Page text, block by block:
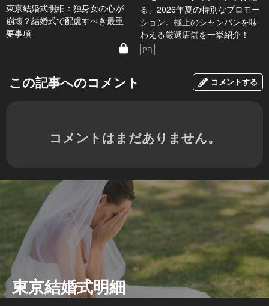
東京結婚式明細：独身女の心が
崩壊？結婚式で配慮すべき最重
要事項
る、2026年夏の特別なプロモー
ション。極上のシャンパンを味
わえる厳選店舗を一挙紹介！
PR
この記事へのコメント コメントする
コメントはまだありません。
東京結婚式明細